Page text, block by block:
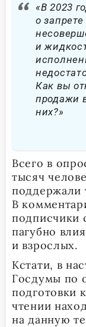
«В 2023
о
и
Как вы
продажи
них?»
Всего в
тысяч
поддержали
В
подписчики
пагубно
и взрослых.
Кстати, в
Госдумы по
подготовки
чтении
на данную